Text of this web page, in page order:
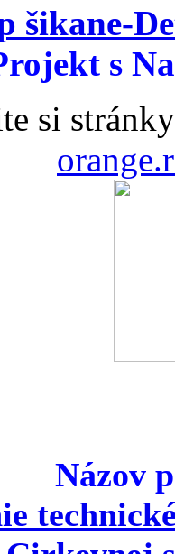
šikane-
s
si
Názov